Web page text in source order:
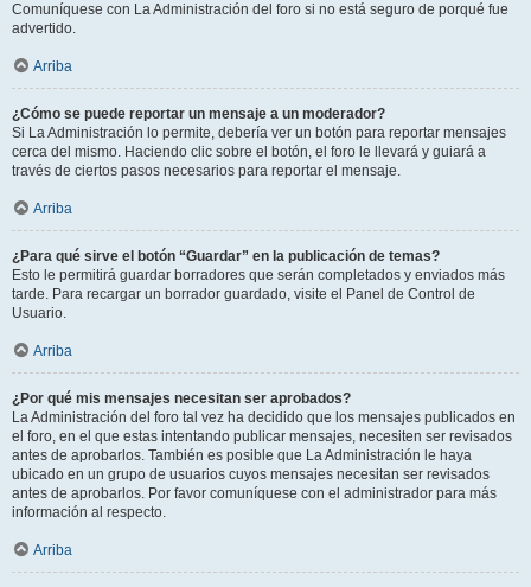
Comuníquese con La Administración del foro si no está seguro de porqué fue
advertido.
Arriba
¿Cómo se puede reportar un mensaje a un moderador?
Si La Administración lo permite, debería ver un botón para reportar mensajes
cerca del mismo. Haciendo clic sobre el botón, el foro le llevará y guiará a
través de ciertos pasos necesarios para reportar el mensaje.
Arriba
¿Para qué sirve el botón “Guardar” en la publicación de temas?
Esto le permitirá guardar borradores que serán completados y enviados más
tarde. Para recargar un borrador guardado, visite el Panel de Control de
Usuario.
Arriba
¿Por qué mis mensajes necesitan ser aprobados?
La Administración del foro tal vez ha decidido que los mensajes publicados en
el foro, en el que estas intentando publicar mensajes, necesiten ser revisados
antes de aprobarlos. También es posible que La Administración le haya
ubicado en un grupo de usuarios cuyos mensajes necesitan ser revisados
antes de aprobarlos. Por favor comuníquese con el administrador para más
información al respecto.
Arriba